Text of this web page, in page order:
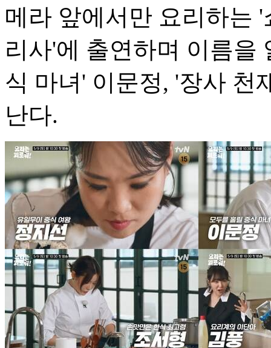
메라 앞에서만 요리하는
리사'에 출연하며 이름을
식 마녀' 이문정, '장사 천
난다.